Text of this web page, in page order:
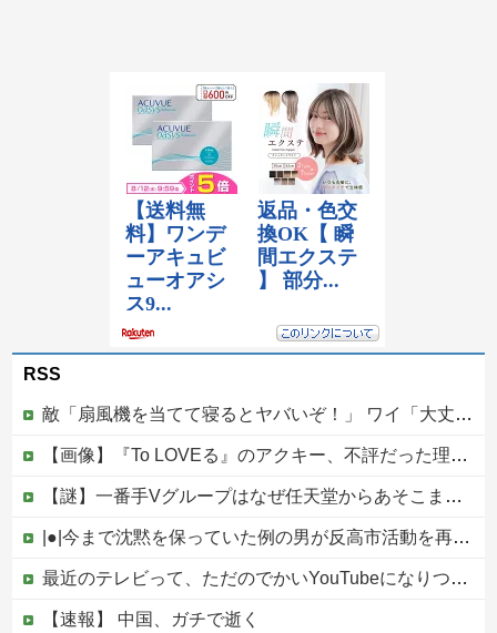
RSS
敵「扇風機を当てて寝るとヤバいぞ！」 ワイ「大丈夫やろｗｗｗ」扇風機ポチー
【画像】『To LOVEる』のアクキー、不評だった理由が明確すぎる
【謎】一番手Vグループはなぜ任天堂からあそこまで寵愛されるんだ？
|●|今まで沈黙を保っていた例の男が反高市活動を再開した模様、財務省を手を組んでの返り咲きが狙いか？
最近のテレビって、ただのでかいYouTubeになりつつあるよな他
【速報】 中国、ガチで逝く